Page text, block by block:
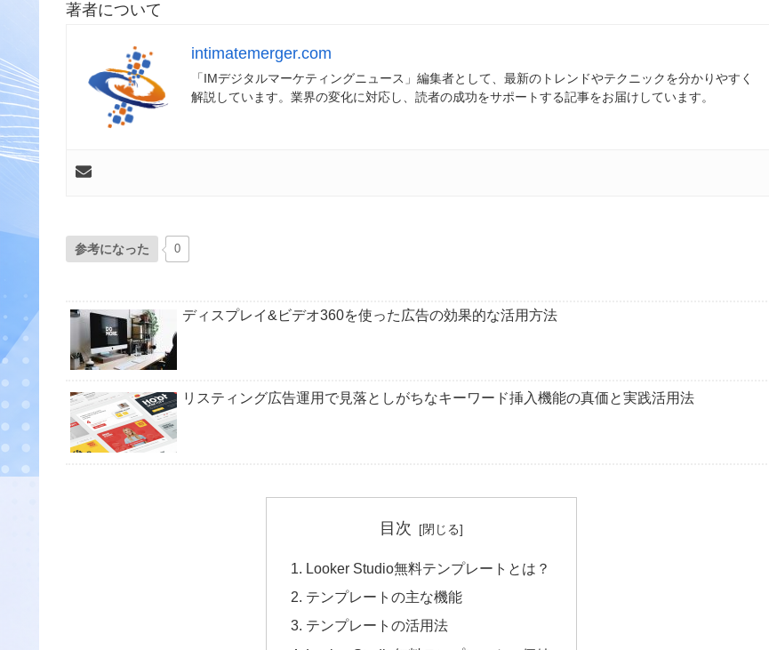
著者について
intimatemerger.com
「IMデジタルマーケティングニュース」編集者として、最新のトレンドやテクニックを分かりやすく
解説しています。業界の変化に対応し、読者の成功をサポートする記事をお届けしています。
参考になった 0
ディスプレイ&ビデオ360を使った広告の効果的な活用方法
リスティング広告運用で見落としがちなキーワード挿入機能の真価と実践活用法
目次
Looker Studio無料テンプレートとは？
テンプレートの主な機能
テンプレートの活用法